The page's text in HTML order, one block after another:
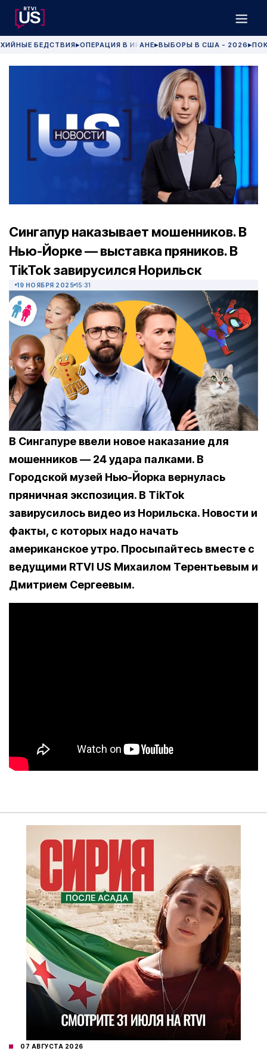
БЕДСТВИЯ▶ОПЕРАЦИЯ В ИРАНЕ▶ВЫБОРЫ В США - 2026 ▶
Сингапур наказывает мошенников. В
Нью-Йорке — выставка пряников. В
TikTok завирусился Норильск
19 НОЯБРЯ 2025 15:31
В Сингапуре ввели новое наказание для
мошенников — 24 удара палками. В
Городской музей Нью-Йорка вернулась
пряничная экспозиция. В TikTok
завирусилось видео из Норильска. Новости и
факты, с которых надо начать
американское утро. Просыпайтесь вместе с
ведущими RTVI US Михаилом Терентьевым и
Дмитрием Сергеевым.
07 АВГУСТА 2026